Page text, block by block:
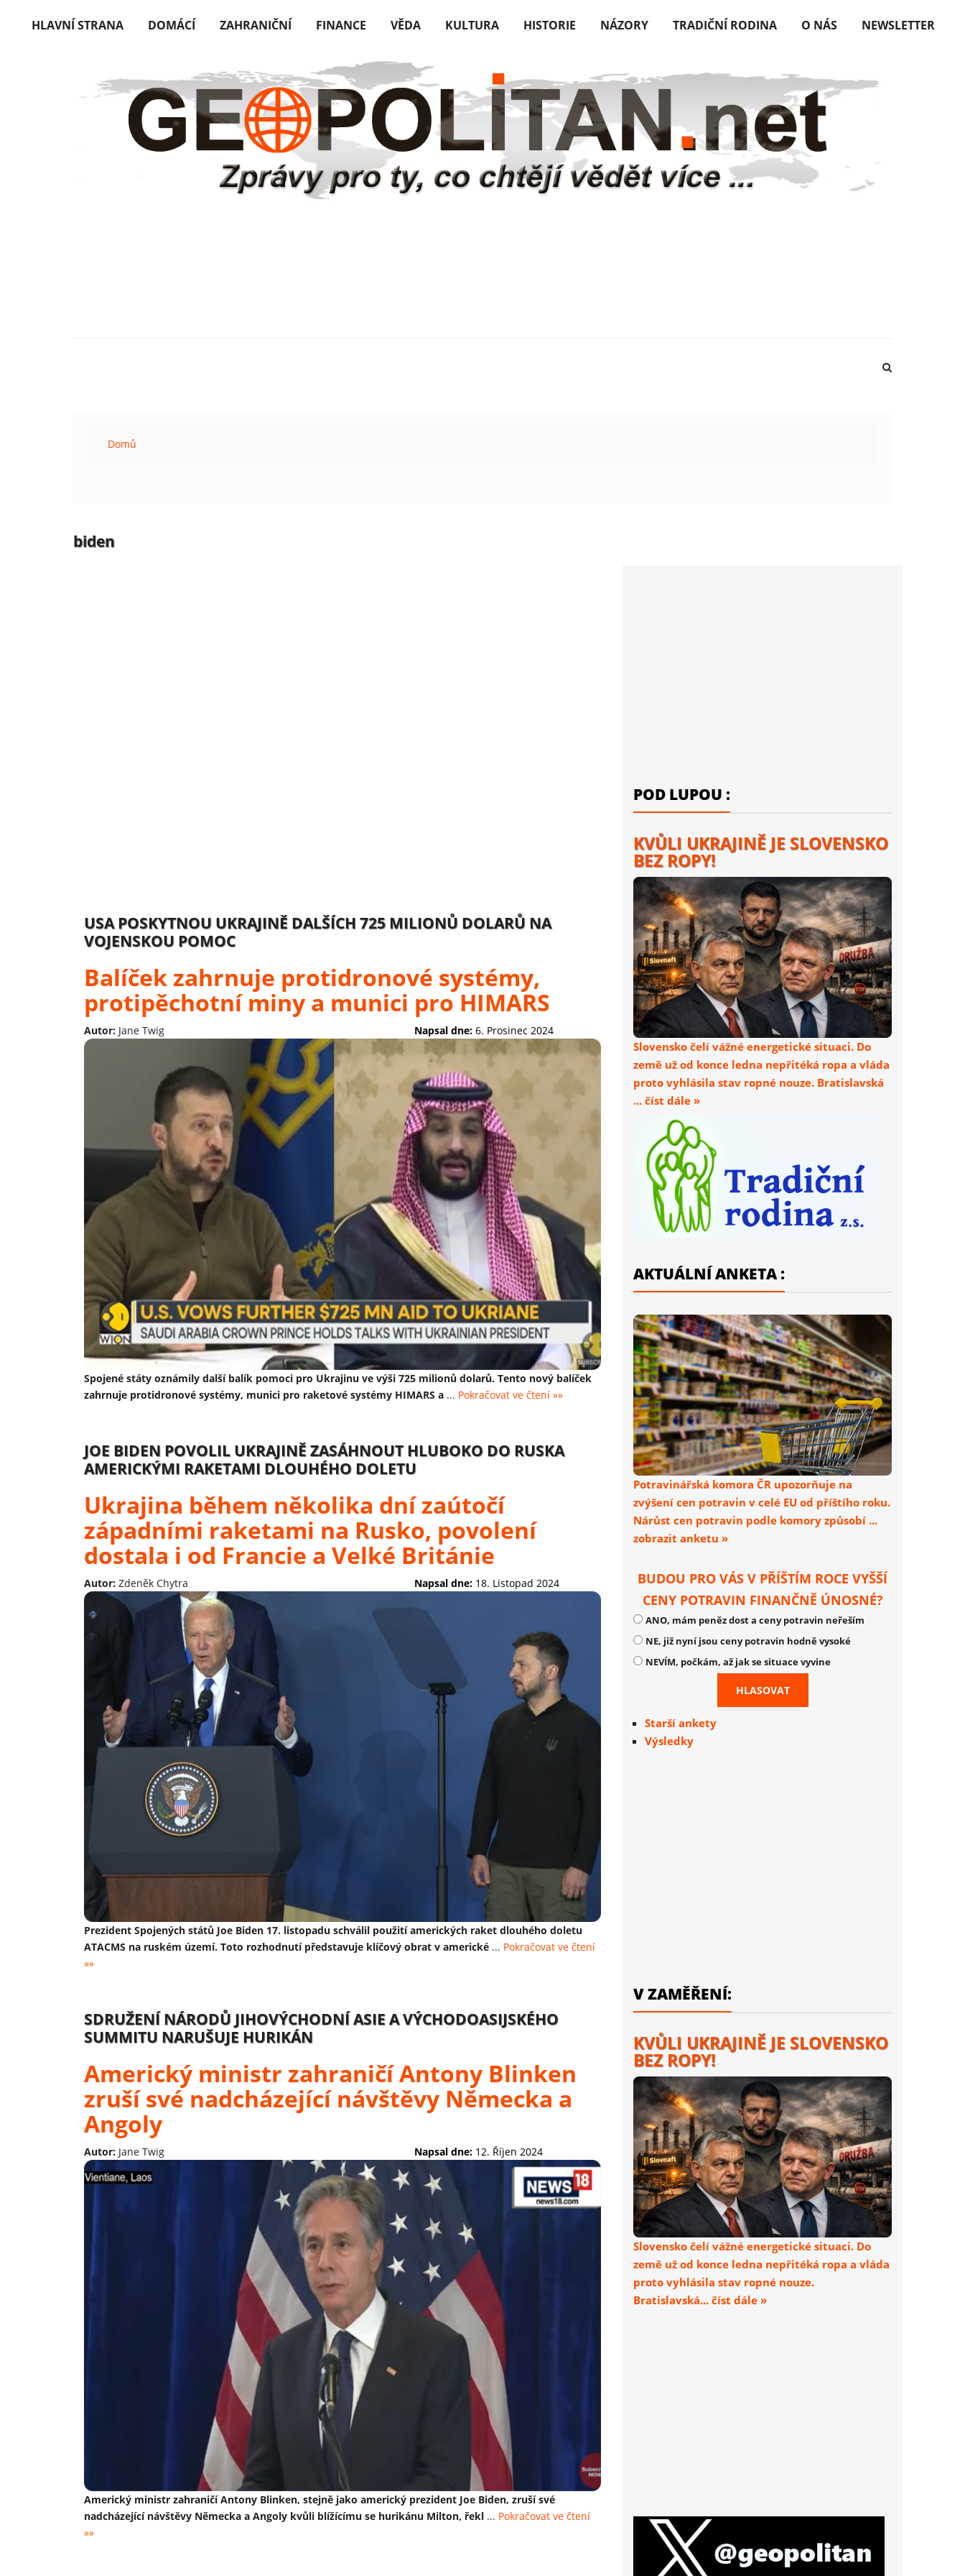
HLAVNÍ STRANA DOMÁCÍ ZAHRANIČNÍ FINANCE VĚDA KULTURA HISTORIE NÁZORY TRADIČNÍ RODINA O NÁS NEWSLETTER
Domů
biden
USA POSKYTNOU UKRAJINĚ DALŠÍCH 725 MILIONŮ DOLARŮ NA
VOJENSKOU POMOC
Balíček zahrnuje protidronové systémy,
protipěchotní miny a munici pro HIMARS
Autor: Jane Twig Napsal dne: 6. Prosinec 2024
Spojené státy oznámily další balík pomoci pro Ukrajinu ve výši 725 milionů dolarů. Tento nový balíček
zahrnuje protidronové systémy, munici pro raketové systémy HIMARS a ... Pokračovat ve čtení »»
JOE BIDEN POVOLIL UKRAJINĚ ZASÁHNOUT HLUBOKO DO RUSKA
AMERICKÝMI RAKETAMI DLOUHÉHO DOLETU
Ukrajina během několika dní zaútočí
západními raketami na Rusko, povolení
dostala i od Francie a Velké Británie
Autor: Zdeněk Chytra Napsal dne: 18. Listopad 2024
Prezident Spojených států Joe Biden 17. listopadu schválil použití amerických raket dlouhého doletu
ATACMS na ruském území. Toto rozhodnutí představuje klíčový obrat v americké ... Pokračovat ve čtení
»»
SDRUŽENÍ NÁRODŮ JIHOVÝCHODNÍ ASIE A VÝCHODOASIJSKÉHO
SUMMITU NARUŠUJE HURIKÁN
Americký ministr zahraničí Antony Blinken
zruší své nadcházející návštěvy Německa a
Angoly
Autor: Jane Twig Napsal dne: 12. Říjen 2024
Americký ministr zahraničí Antony Blinken, stejně jako americký prezident Joe Biden, zruší své
nadcházející návštěvy Německa a Angoly kvůli blížícímu se hurikánu Milton, řekl ... Pokračovat ve čtení
»»
POD LUPOU :
KVŮLI UKRAJINĚ JE SLOVENSKO
BEZ ROPY!
Slovensko čelí vážné energetické situaci. Do
země už od konce ledna nepřitéká ropa a vláda
proto vyhlásila stav ropné nouze. Bratislavská
... číst dále »
AKTUÁLNÍ ANKETA :
Potravinářská komora ČR upozorňuje na
zvýšení cen potravin v celé EU od příštího roku.
Nárůst cen potravin podle komory způsobí ...
zobrazit anketu »
BUDOU PRO VÁS V PŘÍŠTÍM ROCE VYŠŠÍ
CENY POTRAVIN FINANČNĚ ÚNOSNÉ?
ANO, mám peněz dost a ceny potravin neřeším
NE, již nyní jsou ceny potravin hodně vysoké
NEVÍM, počkám, až jak se situace vyvine
Starší ankety
Výsledky
V ZAMĚŘENÍ:
KVŮLI UKRAJINĚ JE SLOVENSKO
BEZ ROPY!
Slovensko čelí vážné energetické situaci. Do
země už od konce ledna nepřitéká ropa a vláda
proto vyhlásila stav ropné nouze.
Bratislavská... číst dále »